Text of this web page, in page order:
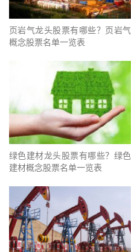
页岩气龙头股票有哪些？页岩气
概念股票名单一览表
绿色建材龙头股票有哪些？绿色
建材概念股票名单一览表